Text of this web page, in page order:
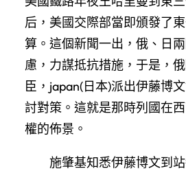
后，美國交際部當即頒發了
算。這個新聞一出，俄、日
慮，力謀抵抗措施，于是，
臣，japan(日本)派出伊藤博
討對策。這就是那時列國在
權的佈景。
施肇基知悉伊藤博文到